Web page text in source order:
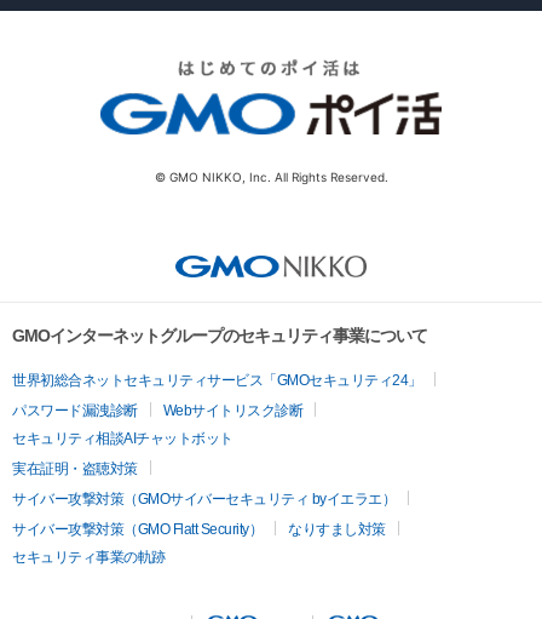
© GMO NIKKO, Inc. All Rights Reserved.
GMOインターネットグループのセキュリティ事業について
世界初総合ネットセキュリティサービス「GMOセキュリティ24」
パスワード漏洩診断
Webサイトリスク診断
セキュリティ相談AIチャットボット
実在証明・盗聴対策
サイバー攻撃対策（GMOサイバーセキュリティ byイエラエ）
サイバー攻撃対策（GMO Flatt Security）
なりすまし対策
セキュリティ事業の軌跡